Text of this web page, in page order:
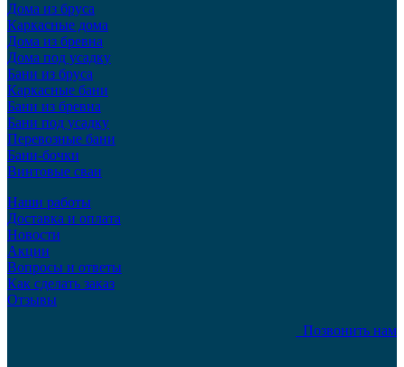
Дома из бруса
Каркасные дома
Дома из бревна
Дома под усадку
Бани из бруса
Каркасные бани
Бани из бревна
Бани под усадку
Перевозные бани
Бани-бочки
Винтовые сваи
Наши работы
Доставка и оплата
Новости
Акции
Вопросы и ответы
Как сделать заказ
Отзывы
Позвонить нам